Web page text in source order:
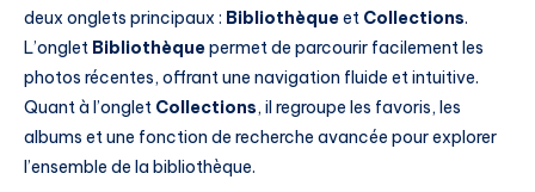
deux onglets principaux : Bibliothèqueet Collections.
L’onglet Bibliothèquepermet de parcourir facilement les
photos récentes, offrant une navigation fluide et intuitive.
Quant à l’onglet Collections, il regroupe les favoris, les
albums et une fonction de recherche avancée pour explorer
l’ensemble de la bibliothèque.